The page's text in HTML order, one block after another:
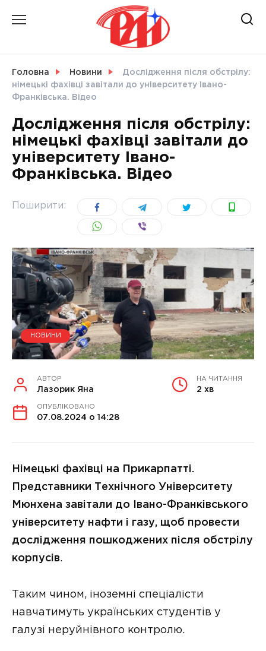
СВІТ
УКРАЇНА
Головна Новини
Дослідження після обстрілу:
німецькі фахівці завітали до університету Івано-
Франківська. Відео
Дослідження після обстрілу:
німецькі фахівці завітали до
університету Івано-
Франківська. Відео
Поширити:
НОВИНИ
АВТОР
Лазорик Яна
НА ЧИТАННЯ
2 хв
ОПУБЛІКОВАНО
07.08.2024 о 14:28
Німецькі фахівці на Прикарпатті.
Представники Технічного Університету
Мюнхена завітали до Івано-Франківського
університету нафти і газу, щоб провести
дослідження пошкоджених після обстрілу
корпусів.
Таким чином, іноземні спеціалісти
навчатимуть українських студентів у
галузі неруйнівного контролю.